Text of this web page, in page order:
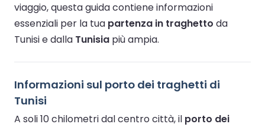
viaggio, questa guida contiene informazioni
essenziali per la tua partenza in traghetto da
Tunisi e dalla Tunisia più ampia.
Informazioni sul porto dei traghetti di
Tunisi
A soli 10 chilometri dal centro città, il porto dei